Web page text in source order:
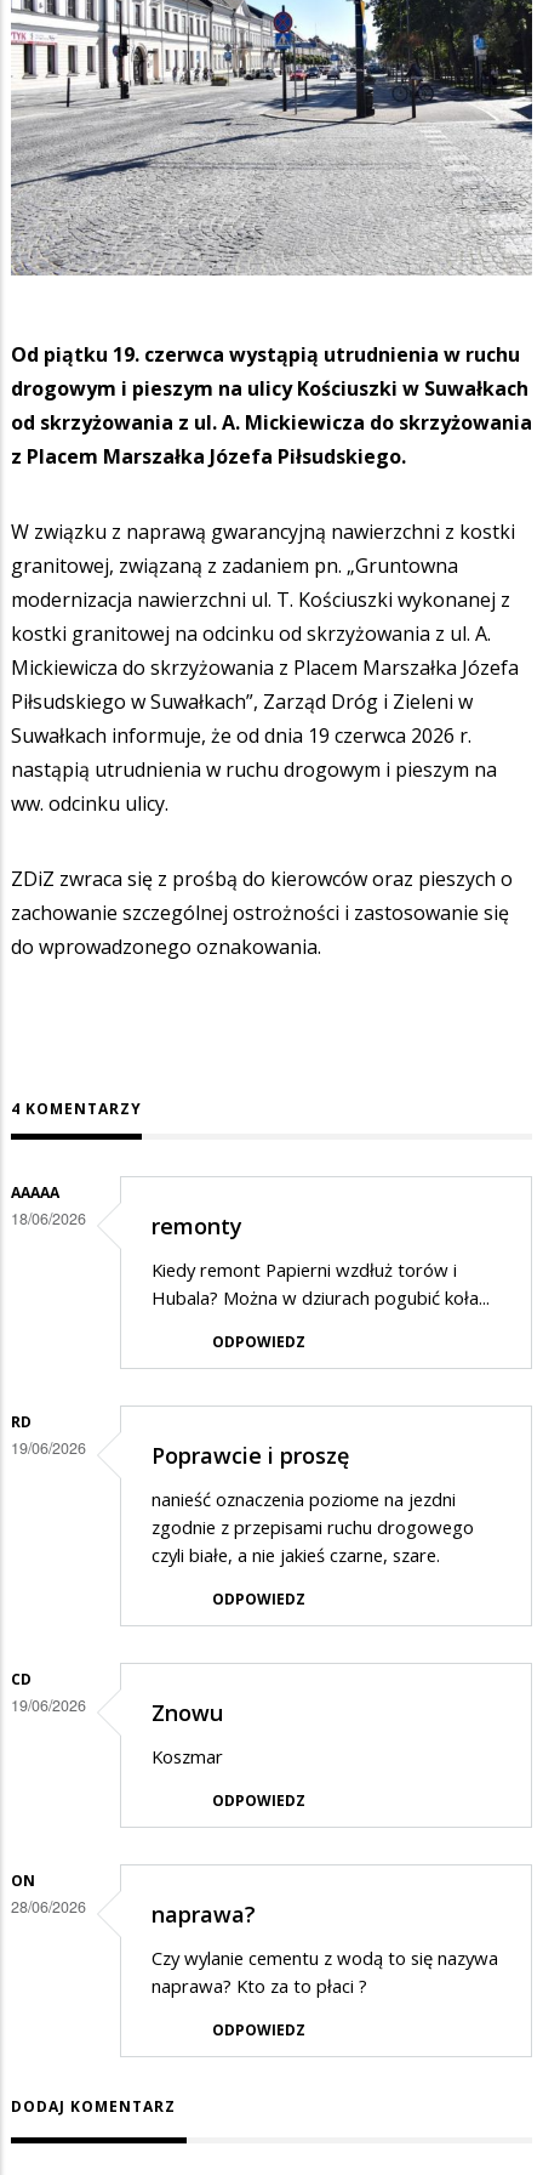
Od piątku 19. czerwca wystąpią utrudnienia w ruchu
drogowym i pieszym na ulicy Kościuszki w Suwałkach
od skrzyżowania z ul. A. Mickiewicza do skrzyżowania
z Placem Marszałka Józefa Piłsudskiego.
W związku z naprawą gwarancyjną nawierzchni z kostki
granitowej, związaną z zadaniem pn. „Gruntowna
modernizacja nawierzchni ul. T. Kościuszki wykonanej z
kostki granitowej na odcinku od skrzyżowania z ul. A.
Mickiewicza do skrzyżowania z Placem Marszałka Józefa
Piłsudskiego w Suwałkach”, Zarząd Dróg i Zieleni w
Suwałkach informuje, że od dnia 19 czerwca 2026 r.
nastąpią utrudnienia w ruchu drogowym i pieszym na
ww. odcinku ulicy.
ZDiZ zwraca się z prośbą do kierowców oraz pieszych o
zachowanie szczególnej ostrożności i zastosowanie się
do wprowadzonego oznakowania.
4 KOMENTARZY
AAAAA
18/06/2026 remonty
Kiedy remont Papierni wzdłuż torów i
Hubala? Można w dziurach pogubić koła...
ODPOWIEDZ
RD
19/06/2026 Poprawcie i proszę
nanieść oznaczenia poziome na jezdni
zgodnie z przepisami ruchu drogowego
czyli białe, a nie jakieś czarne, szare.
ODPOWIEDZ
CD
19/06/2026 Znowu
Koszmar
ODPOWIEDZ
ON
28/06/2026 naprawa?
Czy wylanie cementu z wodą to się nazywa
naprawa? Kto za to płaci ?
ODPOWIEDZ
DODAJ KOMENTARZ